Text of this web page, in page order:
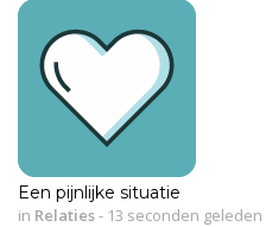
Een pijnlijke situatie
in Relaties- 13 seconden geleden